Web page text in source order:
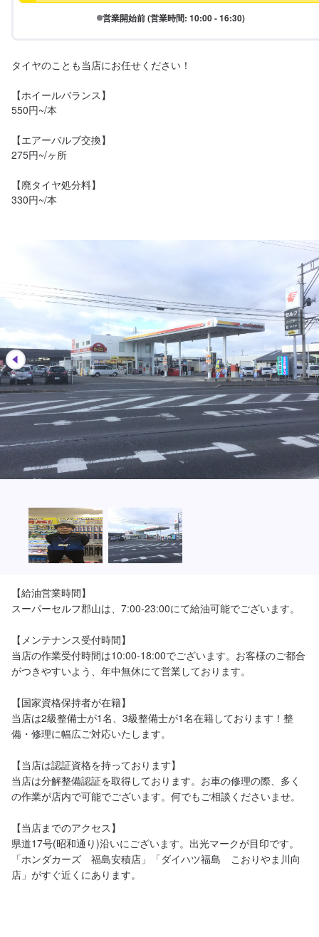
営業開始前 (営業時間: 10:00 - 16:30)
タイヤのことも当店にお任せください！
【ホイールバランス】
550円~/本
【エアーバルブ交換】
275円~/ヶ所
【廃タイヤ処分料】
【給油営業時間】
スーパーセルフ郡山は、7:00-23:00にて給油可能でございます。
【メンテナンス受付時間】
当店の作業受付時間は10:00-18:00でございます。お客様のご都合
がつきやすいよう、年中無休にて営業しております。
【国家資格保持者が在籍】
当店は2級整備士が1名、3級整備士が1名在籍しております！整
備・修理に幅広ご対応いたします。
【当店は認証資格を持っております】
当店は分解整備認証を取得しております。お車の修理の際、多く
の作業が店内で可能でございます。何でもご相談くださいませ。
【当店までのアクセス】
県道17号(昭和通り)沿いにございます。出光マークが目印です。
「ホンダカーズ　福島安積店」「ダイハツ福島　こおりやま川向
店」がすぐ近くにあります。